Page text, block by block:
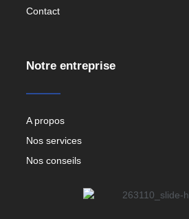
Contact
Notre entreprise
A propos
Nos services
Nos conseils